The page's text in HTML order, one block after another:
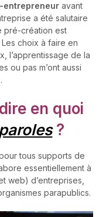
entrepreneur avant
a été salutaire
pré-création est
choix à faire en
l’apprentissage de la
ou pas m’ont aussi
en quoi
?
tous supports de
essentiellement à
web) d’entreprises,
parapublics.